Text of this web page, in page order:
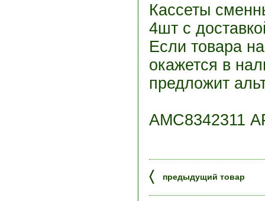
Кассеты
4шт с
Если товара
окажется в
предложит
АМС8342311
〈 предыдущий товар